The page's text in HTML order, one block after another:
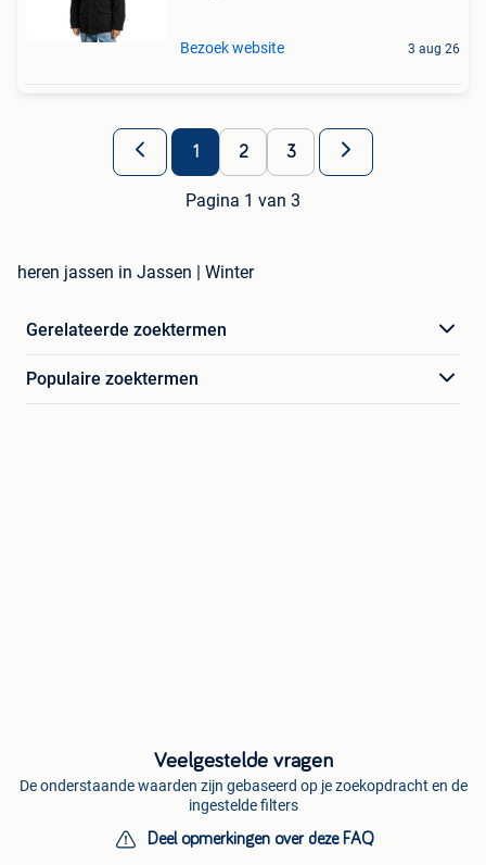
Bezoek website 3 aug 26
1 2 3
Pagina 1 van 3
heren jassen in Jassen | Winter
Gerelateerde zoektermen
Populaire zoektermen
Veelgestelde vragen
De onderstaande waarden zijn gebaseerd op je zoekopdracht en de
ingestelde filters
Deel opmerkingen over deze FAQ